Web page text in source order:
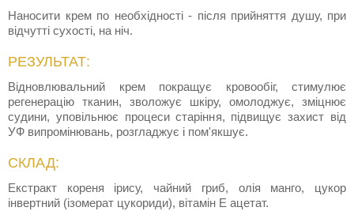
Наносити крем по необхідності - після прийняття душу, при
відчутті сухості, на ніч.
РЕЗУЛЬТАТ:
Відновлювальний крем покращує кровообіг, стимулює
регенерацію тканин, зволожує шкіру, омолоджує, зміцнює
судини, уповільнює процеси старіння, підвищує захист від
УФ випромінювань, розгладжує і пом'якшує.
СКЛАД:
Екстракт кореня ірису, чайний гриб, олія манго, цукор
інвертний (ізомерат цукориди), вітамін E ацетат.